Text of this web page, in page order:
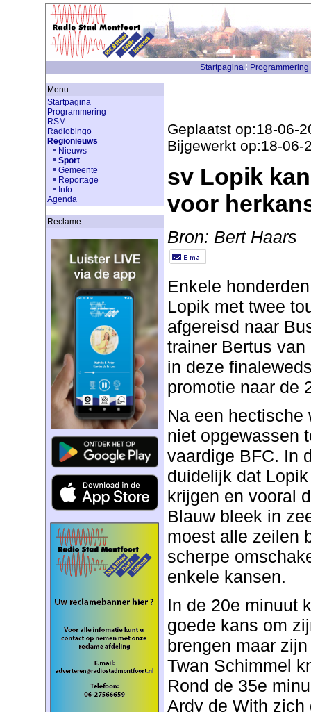
Startpagina Programmering
Menu
Startpagina
Programmering
RSM
Radiobingo
Regionieuws
Nieuws
Sport
Gemeente
Reportage
Info
Agenda
Reclame
Geplaatst op:18-06-
Bijgewerkt op:18-06-
sv Lopik
voor
Bron: Bert Haars
Enkele
Lopik met twee
afgereisd naar
trainer Bertus
in deze
promotie naar de
Na een hectische
niet opgewassen
vaardige BFC. In
duidelijk dat
krijgen en vooral
Blauw bleek in
moest alle zeilen
scherpe
enkele kansen.
In de 20e minuut
goede kans om
brengen maar
Twan Schimmel
Rond de 35e
Ardy de With